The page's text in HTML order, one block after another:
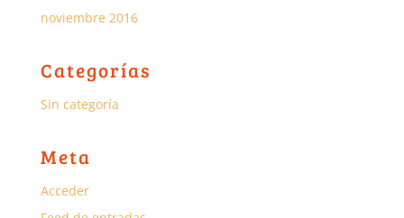
noviembre 2016
Categorías
Sin categoría
Meta
Acceder